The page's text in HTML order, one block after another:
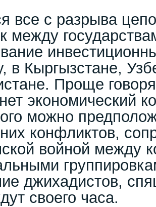
все с разрыва
между
в Кыргызстане,
Проще
экономический
можно
конфликтов,
войной между
джихадистов,
своего часа.